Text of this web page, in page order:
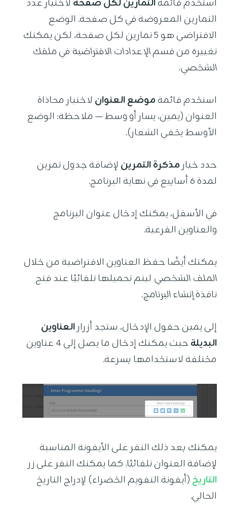
التمارين المعروضة في كل صفحة. الوضع
الافتراضي هو 5 تمارين لكل صفحة، لكن يمكنك
تغييره من قسمالإعدادات الافتراضية فيملفك
الشخصي.
استخدم قائمةموضع العنوان لاختيار محاذاة
العنوان (يمين، يسار أو وسط — ملاحظة: الوضع
الأوسط يخفي الشعار).
حدد خيار مذكرة التمرين لإضافة جدول تمرين
لمدة 6 أسابيع في نهاية البرنامج.
في الأسفل، يمكنك إدخال عنوان البرنامج
والعناوين الفرعية.
يمكنك أيضًا حفظ العناوين الافتراضية من خلال
الملف الشخصي ليتم تحميلها تلقائيًا عند فتح
نافذةإنشاء البرنامج.
إلى يمين حقول الإدخال، ستجد أزرارالعناوين
البديلة
حيث يمكنك إدخال ما يصل إلى 4 عناوين
مختلفة لاستخدامها بسرعة.
يمكنك بعد ذلك النقر على الأيقونة المناسبة
لإضافة العنوان تلقائيًا. كما يمكنك النقر على زر
التاريخ (أيقونة التقويم الخضراء) لإدراج التاريخ
الحالي.